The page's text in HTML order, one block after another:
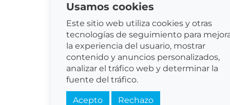
Usamos cookies
Este sitio web utiliza cookies y otras
tecnologías de seguimiento para
la experiencia del usuario, mostrar
contenido y anuncios personalizados,
analizar el tráfico web y determinar la
fuente del tráfico.
Acepto Rechazo